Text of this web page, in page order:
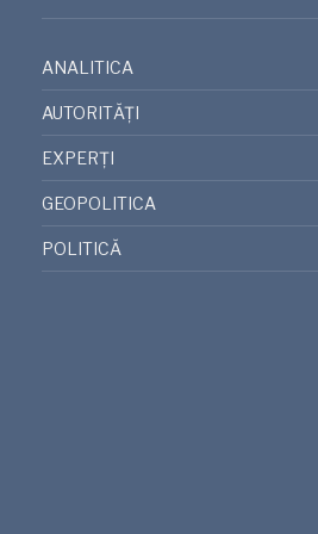
ANALITICA
AUTORITĂȚI
EXPERȚI
GEOPOLITICA
POLITICĂ